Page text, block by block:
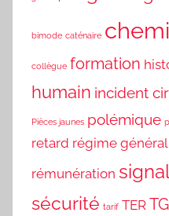
bimode caténaire
collègue formation
humain incident
Pièces jaunes polémique
retard régime général
rémunération
sécurité tarif TER